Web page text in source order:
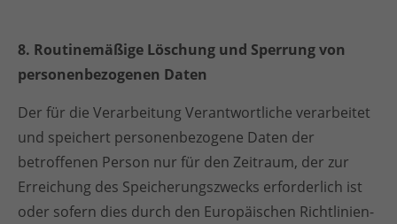
8. Routinemäßige Löschung und Sperrung von
personenbezogenen Daten
Der für die Verarbeitung Verantwortliche verarbeitet
und speichert personenbezogene Daten der
betroffenen Person nur für den Zeitraum, der zur
Erreichung des Speicherungszwecks erforderlich ist
oder sofern dies durch den Europäischen Richtlinien-